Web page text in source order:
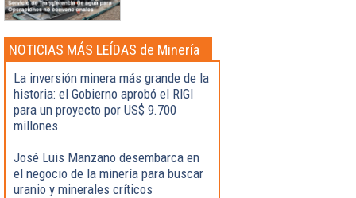
NOTICIAS MÁS LEÍDAS de Minería
La inversión minera más grande de la
historia: el Gobierno aprobó el RIGI
para un proyecto por US$ 9.700
millones
José Luis Manzano desembarca en
el negocio de la minería para buscar
uranio y minerales críticos